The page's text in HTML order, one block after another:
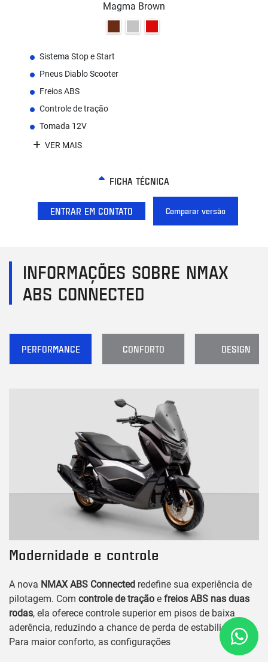
Magma Brown
Sistema Stop e Start
Pneus Diablo Scooter
Freios ABS
Controle de tração
Tomada 12V
VER MAIS
FICHA TÉCNICA
ENTRAR EM CONTATO Comparar versão
INFORMAÇÕES SOBRE NMAX
ABS CONNECTED
PERFORMANCE CONFORTO DESIGN
Modernidade e controle
A nova NMAX ABS Connected redefine sua experiência de
pilotagem. Com controle de tração e freios ABS nas duas
rodas, ela oferece controle superior em pisos de baixa
aderência, reduzindo a chance de perda de estabilidade.
Para maior conforto, as configurações